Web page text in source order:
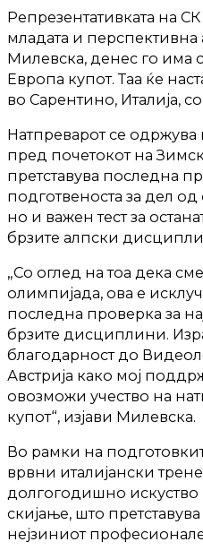
Репрезентативката на
младата и перспективна
Милевска, денес го има
Европа купот. Таа ќе
во Сарентино, Италија,
Натпреварот се
пред почетокот на
претставува последна
подготвеноста за дел
но и важен тест за
брзите алпски
„Со оглед на тоа дека
олимпијада, ова е
последна проверка за
брзите дисциплини.
благодарност до
Австрија како мој
овозможи учество на
купот“, изјави Милевска.
Во рамки на
врвни италијански
долгогодишно искуство
скијање, што
нејзиниот